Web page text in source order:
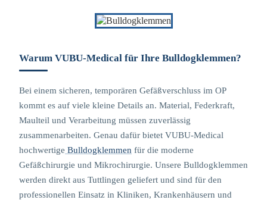
Warum VUBU-Medical für Ihre Bulldogklemmen?
Bei einem sicheren, temporären Gefäßverschluss im OP
kommt es auf viele kleine Details an. Material, Federkraft,
Maulteil und Verarbeitung müssen zuverlässig
zusammenarbeiten. Genau dafür bietet VUBU-Medical
hochwertige Bulldogklemmen für die moderne
Gefäßchirurgie und Mikrochirurgie. Unsere Bulldogklemmen
werden direkt aus Tuttlingen geliefert und sind für den
professionellen Einsatz in Kliniken, Krankenhäusern und